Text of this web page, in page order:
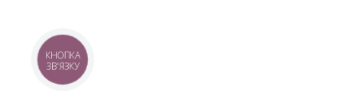
КНОПКА
ЗВ'ЯЗКУ